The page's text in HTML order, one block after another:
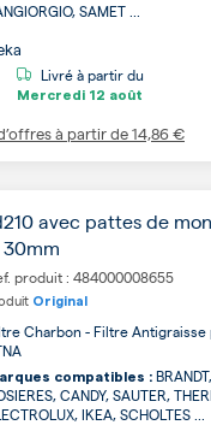
SAMET ...
Livré à partir du
Mercredi 12 août
à partir de14,86 €
avec pattes de
produit : 484000008655
Original
Charbon - Filtre Antigraisse
compatibles :
CANDY, SAUTER,
IKEA, SCHOLTES ...